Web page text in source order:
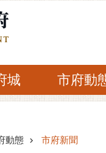
城 市府動
動態 市府新聞